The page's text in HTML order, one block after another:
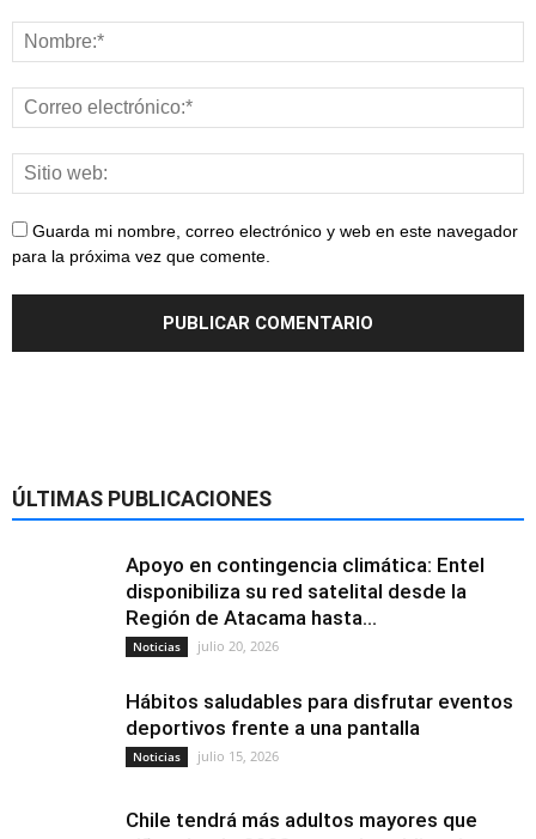
Guarda mi nombre, correo electrónico y web en este navegador
para la próxima vez que comente.
ÚLTIMAS PUBLICACIONES
Apoyo en contingencia climática: Entel
disponibiliza su red satelital desde la
Región de Atacama hasta...
Noticias julio 20, 2026
Hábitos saludables para disfrutar eventos
deportivos frente a una pantalla
Noticias julio 15, 2026
Chile tendrá más adultos mayores que